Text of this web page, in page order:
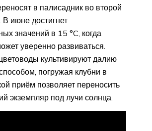
в палисадник во второй
В июне достигнет
значений в 15 °C, когда
уверенно развиваться.
культивируют далию
погружая клубни в
приём позволяет переносить
экземпляр под лучи солнца.